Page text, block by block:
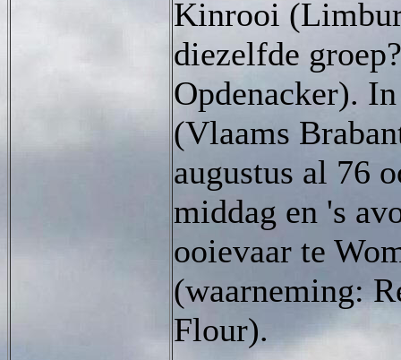
Kinrooi
diezelfde
Opdenacker).
(Vlaams
augustus al 76
middag en 's
ooievaar te
(waarneming:
Flour).